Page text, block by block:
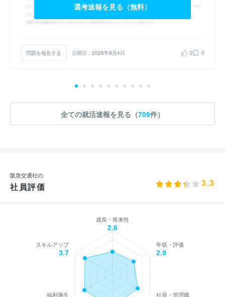
選考速報を見る（無料）
問題を報告する 公開日：2026年8月4日 0 0
全ての就活速報を見る（709件）
阪急交通社の
社員評価 3.3
成長・将来性
2.6
年収・評価
2.9
社員・管理職
福利厚生
スキルアップ
3.7